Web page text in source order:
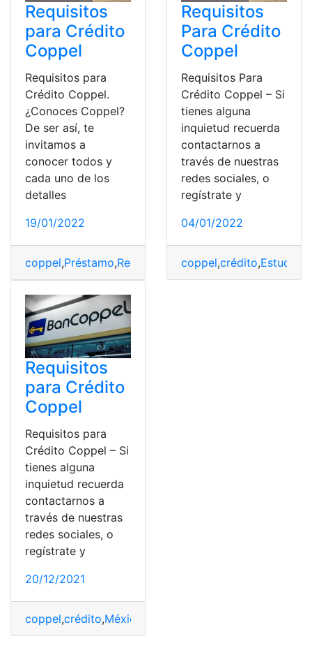
Requisitos
para Crédito
Coppel
Requisitos para
Crédito Coppel.
¿Conoces Coppel?
De ser así, te
invitamos a
conocer todos y
cada uno de los
detalles
19/01/2022
coppel,Préstamo,Recibir Requisitos,tarjeta
Requisitos
Para Crédito
Coppel
Requisitos Para
Crédito Coppel – Si
tienes alguna
inquietud recuerda
contactarnos a
través de nuestras
redes sociales, o
regístrate y
04/01/2022
coppel,crédito,
Requisitos
para Crédito
Coppel
Requisitos para
Crédito Coppel – Si
tienes alguna
inquietud recuerda
contactarnos a
través de nuestras
redes sociales, o
regístrate y
20/12/2021
coppel,crédito,México